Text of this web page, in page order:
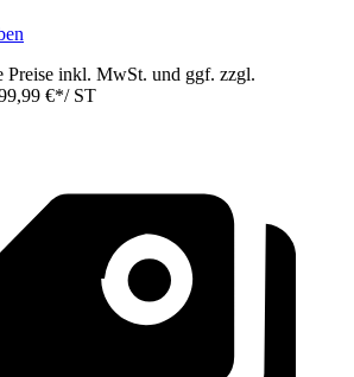
inkl. MwSt. und ggf. zzgl.
€*/ ST